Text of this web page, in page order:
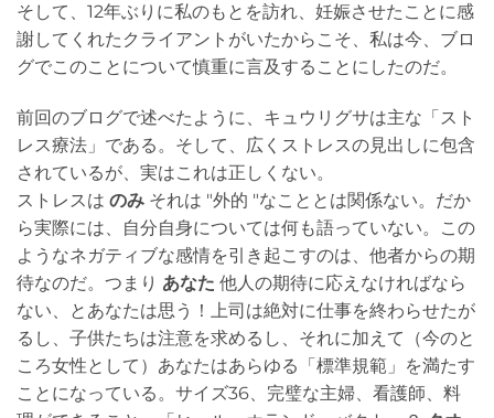
そして、12年ぶりに私のもとを訪れ、妊娠させたことに感
謝してくれたクライアントがいたからこそ、私は今、ブロ
グでこのことについて慎重に言及することにしたのだ。
前回のブログで述べたように、キュウリグサは主な「スト
レス療法」である。そして、広くストレスの見出しに包含
されているが、実はこれは正しくない。
ストレスは のみ それは "外的 "なこととは関係ない。だか
ら実際には、自分自身については何も語っていない。この
ようなネガティブな感情を引き起こすのは、他者からの期
待なのだ。つまり あなた 他人の期待に応えなければなら
ない、とあなたは思う！上司は絶対に仕事を終わらせたが
るし、子供たちは注意を求めるし、それに加えて（今のと
ころ女性として）あなたはあらゆる「標準規範」を満たす
ことになっている。サイズ36、完璧な主婦、看護師、料